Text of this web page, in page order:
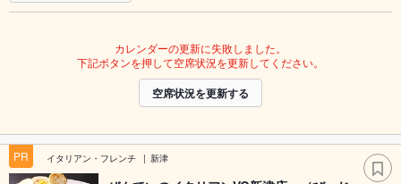
カレンダーの更新に失敗しました。
下記ボタンを押して空席状況を更新してください。
空席状況を更新する
PR イタリアン・フレンチ 新津